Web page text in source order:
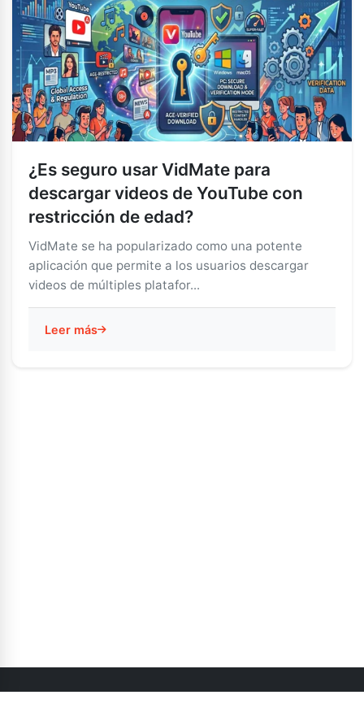
¿Es seguro usar VidMate para
descargar videos de YouTube con
restricción de edad?
VidMate se ha popularizado como una potente
aplicación que permite a los usuarios descargar
videos de múltiples platafor...
Leer más